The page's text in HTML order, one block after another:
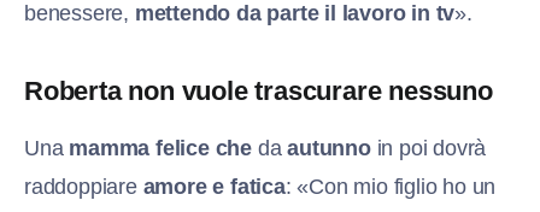
benessere, mettendo da parte il lavoro in tv».
Roberta non vuole trascurare nessuno
Una mamma felice che daautunnoin poi dovrà
raddoppiare amore e fatica: «Con mio figlio ho un